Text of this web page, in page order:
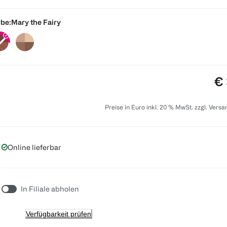
Mary the Fairy
€
Preise in Euro inkl. 20 % MwSt. zzgl.
Online lieferbar
In Filiale abholen
Verfügbarkeit prüfen